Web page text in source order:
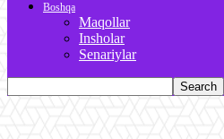
Boshqa
Maqollar
Insholar
Senariylar